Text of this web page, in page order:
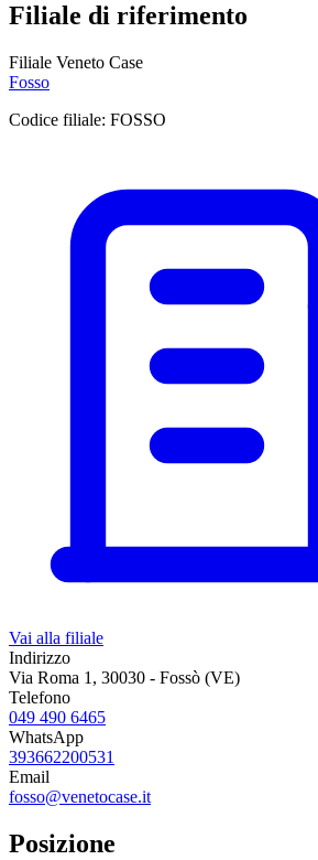
Filiale di riferimento
Filiale Veneto Case
Fosso
Codice filiale: FOSSO
Vai alla filiale
Indirizzo
Via Roma 1, 30030 - Fossò (VE)
Telefono
049 490 6465
WhatsApp
393662200531
Email
fosso@venetocase.it
Posizione